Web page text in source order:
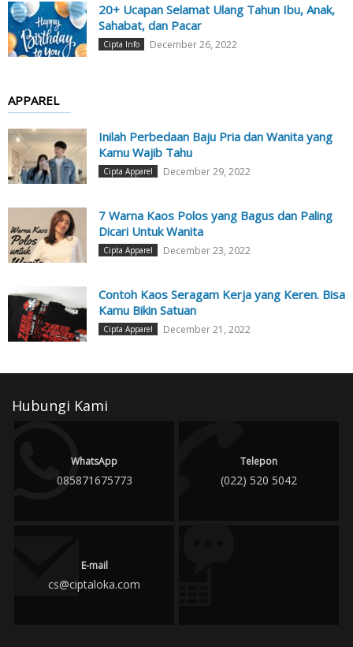
20+ Ucapan Selamat Ulang Tahun Ibu, Anak,
Sahabat, dan Pacar
Cipta Info December 26, 2022
APPAREL
Inilah Perbedaan Baju Pria dan Wanita yang
Kamu Wajib Tahu
Cipta Apparel December 29, 2022
7 Warna Kaos Polos yang Bagus dan Paling
Dicari Untuk Wanita
Cipta Apparel December 23, 2022
Contoh Kaos Seragam Kerja yang Keren. Bisa
Kamu Bikin Satuan
Cipta Apparel December 21, 2022
Hubungi Kami
WhatsApp
085871675773
Telepon
(022) 520 5042
E-mail
cs@ciptaloka.com